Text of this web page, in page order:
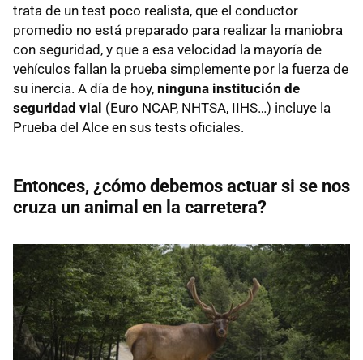
trata de un test poco realista, que el conductor
promedio no está preparado para realizar la maniobra
con seguridad, y que a esa velocidad la mayoría de
vehículos fallan la prueba simplemente por la fuerza de
su inercia. A día de hoy, ninguna institución de
seguridad vial (Euro NCAP, NHTSA, IIHS…) incluye la
Prueba del Alce en sus tests oficiales.
Entonces, ¿cómo debemos actuar si se nos
cruza un animal en la carretera?